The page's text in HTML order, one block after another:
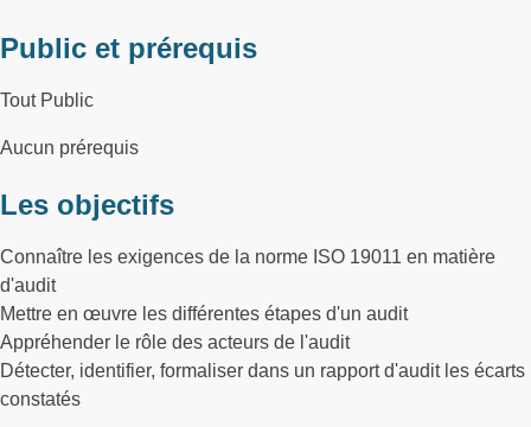
Public et prérequis
Tout Public
Aucun prérequis
Les objectifs
Connaître les exigences de la norme ISO 19011 en matière
d'audit
Mettre en œuvre les différentes étapes d'un audit
Appréhender le rôle des acteurs de l'audit
Détecter, identifier, formaliser dans un rapport d'audit les écarts
constatés